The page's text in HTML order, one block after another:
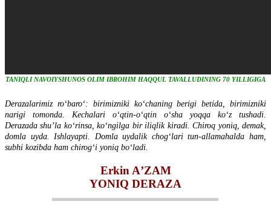
TANIQLI NAVOIYSHUNOS OLIM IBROHIM HAQQUL TAVALLUDINING 70 YILLIGIGA
Derazalarimiz roʻbaroʻ: birimizniki koʻchaning berigi betida, birimizniki
narigi tomonda. Kechalari oʻqtin-oʻqtin oʻsha yoqqa koʻz tushadi.
Derazada shuʼla koʻrinsa, koʻngilga bir iliqlik kiradi. Chiroq yoniq, demak,
domla uyda. Ishlayapti. Domla uydalik chogʻlari tun-allamahalda ham,
subhi kozibda ham chirogʻi yoniq boʻladi.
Erkin AʼZAM
YONIQ DЕRAZA